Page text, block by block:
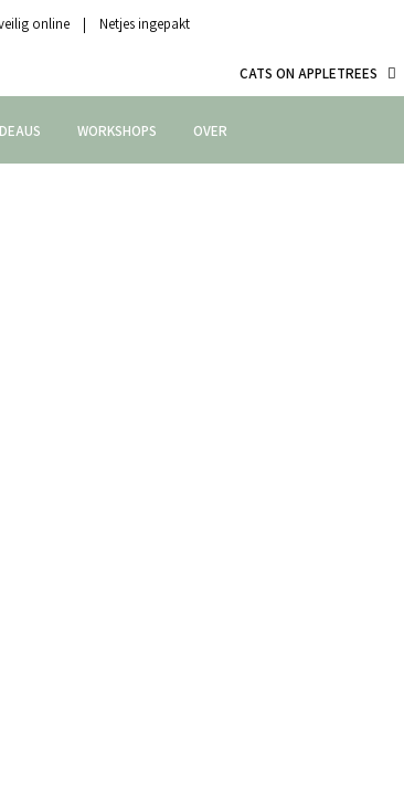
online | Netjes ingepakt
CATS ON APPLETREES
WORKSHOPS OVER